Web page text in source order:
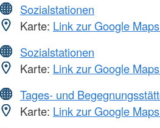
Sozialstationen
Karte: Link zur Google
Sozialstationen
Karte: Link zur Google
Tages- und
Karte: Link zur Google